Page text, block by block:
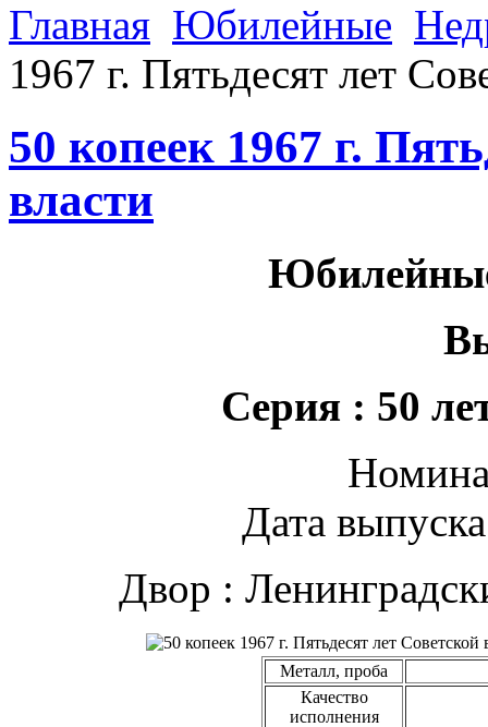
Главная Юбилейные
1967 г. Пятьдесят лет
50 копеек 1967 г.
власти
Серия : 50
Дата
Двор :
Металл, проба
Качество
исполнения